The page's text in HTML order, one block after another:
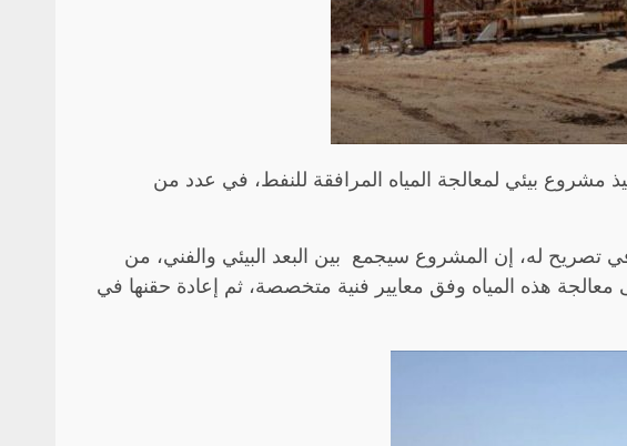
مشروع بيئي لمعالجة المياه المرافقة للنفط، في عدد من
تصريح له، إن المشروع سيجمع بين البعد البيئي والفني، من
معالجة هذه المياه وفق معايير فنية متخصصة، ثم إعادة حقنها في